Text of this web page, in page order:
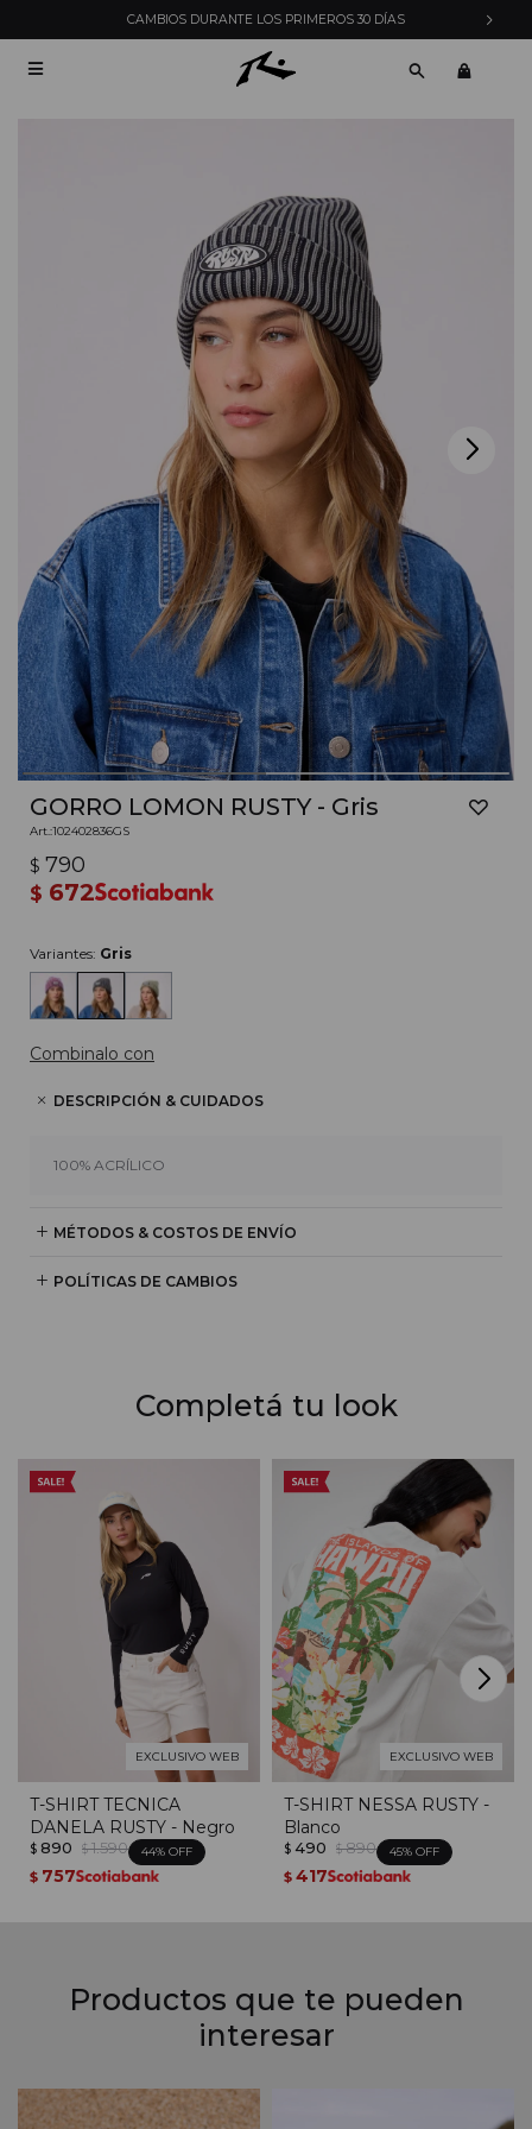
ENVÍOS EXPRESS EN MONTEVIDEO CON

GORRO LOMON RUSTY - Gris
102402836GS
$ 790
$ 672
Variantes: Gris
Combinalo con
DESCRIPCIÓN & CUIDADOS
100% ACRÍLICO
MÉTODOS & COSTOS DE ENVÍO
POLÍTICAS DE CAMBIOS
Completá tu look
EXCLUSIVO WEB
T-SHIRT TECNICA
DANELA RUSTY - Negro
$ 890 $ 1.590 44
$ 757
EXCLUSIVO WEB
T-SHIRT NESSA RUSTY -
Blanco
$ 490 $ 890 45
$ 417
Productos que te pueden
interesar